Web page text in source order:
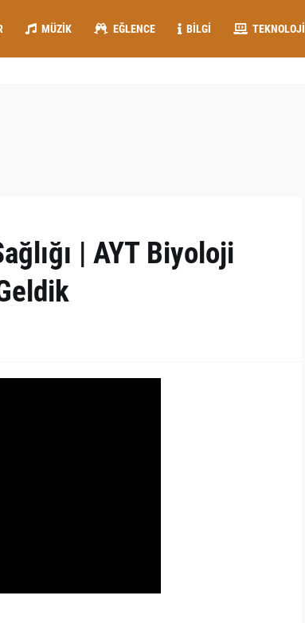
MÜZIK EĞLENCE BILGI TEKNOLOJI
| AYT Biyoloji